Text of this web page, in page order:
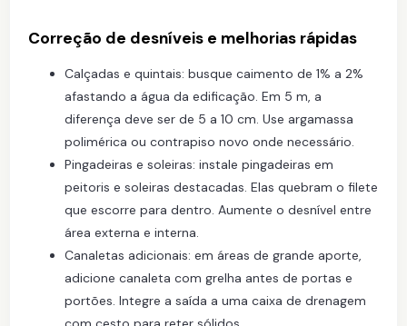
Correção de desníveis e melhorias rápidas
Calçadas e quintais: busque caimento de 1% a 2%
afastando a água da edificação. Em 5 m, a
diferença deve ser de 5 a 10 cm. Use argamassa
polimérica ou contrapiso novo onde necessário.
Pingadeiras e soleiras: instale pingadeiras em
peitoris e soleiras destacadas. Elas quebram o filete
que escorre para dentro. Aumente o desnível entre
área externa e interna.
Canaletas adicionais: em áreas de grande aporte,
adicione canaleta com grelha antes de portas e
portões. Integre a saída a uma caixa de drenagem